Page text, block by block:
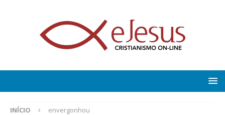
INÍCIO envergonhou